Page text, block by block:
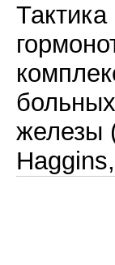
железы